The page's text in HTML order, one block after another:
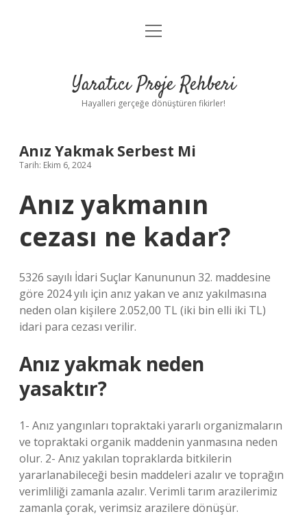
Anasayfa
Yasal Uyarı
menüyü
Yaratıcı Proje Rehberi
Hayalleri gerçeğe dönüştüren fikirler!
Anız Yakmak Serbest Mi
Tarih: Ekim 6, 2024
Anız yakmanın
cezası ne kadar?
5326 sayılı İdari Suçlar Kanununun 32. maddesine
göre 2024 yılı için anız yakan ve anız yakılmasına
neden olan kişilere 2.052,00 TL (iki bin elli iki TL)
idari para cezası verilir.
Anız yakmak neden
yasaktır?
1- Anız yangınları topraktaki yararlı organizmaların
ve topraktaki organik maddenin yanmasına neden
olur. 2- Anız yakılan topraklarda bitkilerin
yararlanabileceği besin maddeleri azalır ve toprağın
verimliliği zamanla azalır. Verimli tarım arazilerimiz
zamanla çorak, verimsiz arazilere dönüşür.